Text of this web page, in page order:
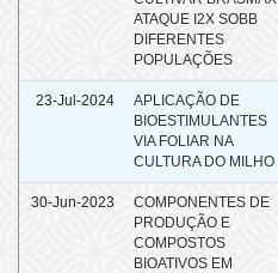
ATAQUE I2X SOBB
DIFERENTES
POPULAÇÕES
23-Jul-2024
APLICAÇÃO DE
BIOESTIMULANTES
VIA FOLIAR NA
CULTURA DO MILHO
30-Jun-2023
COMPONENTES DE
PRODUÇÃO E
COMPOSTOS
BIOATIVOS EM